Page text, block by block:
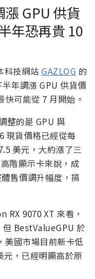
GPU 供貨
年恐再貴 10
科技網站 GAZLOG 的
年調漲 GPU 供貨價
可能從 7 月開始。
整的是 GPU 與
現貨價格已經從每
美元，大約漲了三
階顯示卡來說，成
售價調升幅度，搞
RX 9070 XT 來看，
但 BestValueGPU 於
美國市場目前新卡低
元，已經明顯高於原